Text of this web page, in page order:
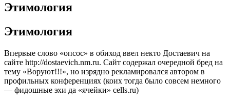
Этимология
Этимология
Впервые слово «опсос» в обиход ввел некто Достаевич на
сайте http://dostaevich.nm.ru. Сайт содержал очередной бред на
тему «Воруют!!!», но изрядно рекламировался автором в
профильных конференциях (коих тогда было совсем немного
— фидошные эхи да «ячейки» cells.ru)